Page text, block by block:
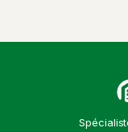
Petit Nice, le